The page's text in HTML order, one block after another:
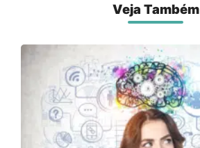
Veja Também